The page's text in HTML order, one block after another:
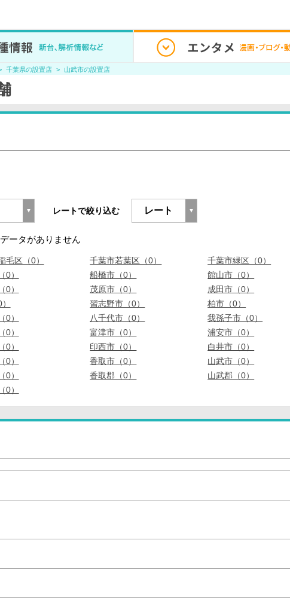
千葉県の設置店 山武市の設置店
レートで絞り込む
ータがありません
毛区（0） 千葉市若葉区（0）
千葉市緑区（0）
0） 船橋市（0）
館山市（0）
0） 茂原市（0）
成田市（0）
習志野市（0）
柏市（0）
0） 八千代市（0）
我孫子市（0）
0） 富津市（0）
浦安市（0）
0） 印西市（0）
白井市（0）
0） 香取市（0）
山武市（0）
0） 香取郡（0）
山武郡（0）
0）